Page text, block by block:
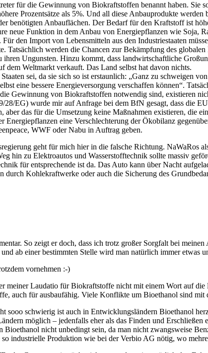
für die Gewinnung von Biokraftstoffen benannt haben. Sie
Prozentsätze als 5%. Und all diese Anbauprodukte
benötigten Anbauflächen. Der Bedarf für den Kraftstoff ist
neue Funktion in dem Anbau von Energiepflanzen wie Soja,
den Import von Lebensmitteln aus den Industriestaaten
Tatsächlich werden die Chancen zur Bekämpfung des
Ungunsten. Hinzu kommt, dass landwirtschaftliche
dem Weltmarkt verkauft. Das Land selbst hat davon nichts.
sei, da sie sich so ist erstaunlich: „Ganz zu schweigen
eine bessere Energieversorgung verschaffen können“.
Gewinnung von Biokraftstoffen notwendig sind, existieren
EG) wurde mir auf Anfrage bei dem BfN gesagt, dass die
aber das für die Umsetzung keine Maßnahmen existieren, die
eine Verschlechterung der Ökobilanz
WWF oder Nabu in Auftrag geben.
geht für mich hier in die falsche Richtung. NaWaRos
hin zu Elektroautos und Wasserstofftechnik sollte massiv
für entsprechende ist da. Das Auto kann über Nacht
durch Kohlekraftwerke oder auch die Sicherung des
So zeigt er doch, dass ich trotz großer Sorgfalt bei
ab einer bestimmten Stelle wird man natürlich immer etwas
vornehmen :-)
meiner Laudatio für Biokraftstoffe nicht mit einem Wort auf
auch für ausbaufähig. Viele Konflikte um Bioethanol sind
sooo schwierig ist auch in Entwicklungsländern Bioethanol
möglich – jedenfalls eher als das Finden und
nicht unbedingt sein, da man nicht zwangsweise
industrielle Produktion wie bei der Verbio AG nötig, wo